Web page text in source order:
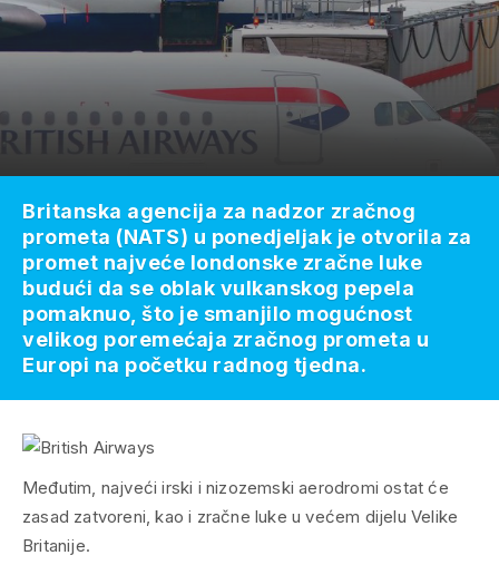
Međutim, najveći irski i nizozemski aerodromi ostat će
zasad zatvoreni, kao i zračne luke u većem dijelu Velike
Britanije.
Britanska agencija za nadzor zračnog
prometa (NATS) u ponedjeljak je otvorila za
promet najveće londonske zračne luke
budući da se oblak vulkanskog pepela
pomaknuo, što je smanjilo mogućnost
velikog poremećaja zračnog prometa u
Europi na početku radnog tjedna.